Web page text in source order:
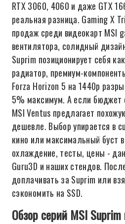
RTX 3060, 4060 и даже GTX
реальная разница. Gaming X
продаж среди видеокарт MSI
вентилятора, солидный
Suprim позиционирует себя
радиатор, премиум-
Forza Horizon 5 на 1440p
5% максимум. А если бюджет
MSI Ventus предлагает
дешевле. Выбор упирается в
кино или максимальный буст
охлаждение, тесты, цены -
Guru3D и наших стендов.
доплачивать за Suprim или
сэкономить на SSD.
Обзор серий MSI